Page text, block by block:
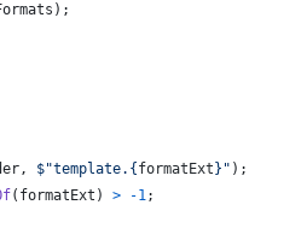
) ;
, $"template. { formatExt } " ) ;
( formatExt ) > -1;